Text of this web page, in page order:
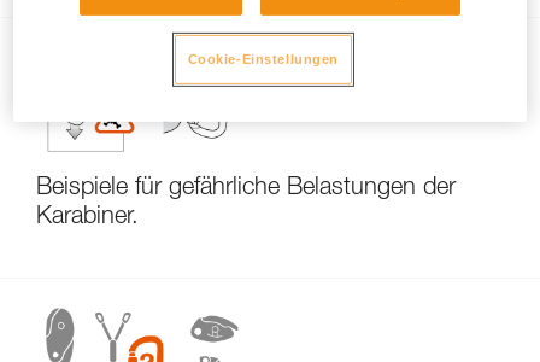
Beispiele für gefährliche Belastungen der
Karabiner.
Cookie-Einstellungen